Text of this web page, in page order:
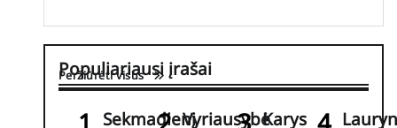
Populiariausi įrašai
Peržiūrėti visus
SekmadienįVyriausybėKarys